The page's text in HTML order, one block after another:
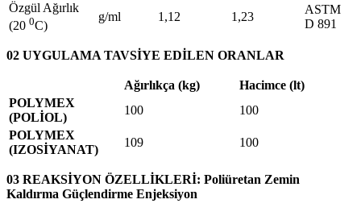
Özgül Ağırlık
(20 0C)
g/ml 1,12 1,23
ASTM
D 891
02 UYGULAMA TAVSİYE EDİLEN ORANLAR
Ağırlıkça (kg)
Hacimce (lt)
POLYMEX
(POLİOL)
100
100
POLYMEX
(IZOSİYANAT)
109 100
03 REAKSİYON ÖZELLİKLERİ: Poliüretan Zemin
Kaldırma Güçlendirme Enjeksiyon